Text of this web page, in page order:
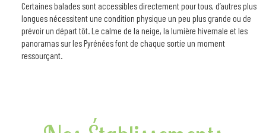
Certaines balades sont accessibles directement pour tous, d’autres plus
longues nécessitent une condition physique un peu plus grande ou de
prévoir un départ tôt. Le calme de la neige, la lumière hivernale et les
panoramas sur les Pyrénées font de chaque sortie un moment
ressourçant.